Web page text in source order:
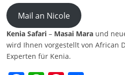
Mail an Nicole
Kenia Safari– Masai Maraund
wird Ihnen vorgestellt von African
Experten für Kenia.